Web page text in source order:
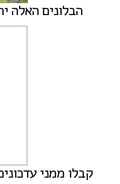
הבלונים האלה
קבלו ממני